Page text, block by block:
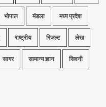
भोपाल मंडला मध्य प्रदेश
राष्ट्रीय रिजल्ट लेख
सागर सामान्य ज्ञान सिवनी